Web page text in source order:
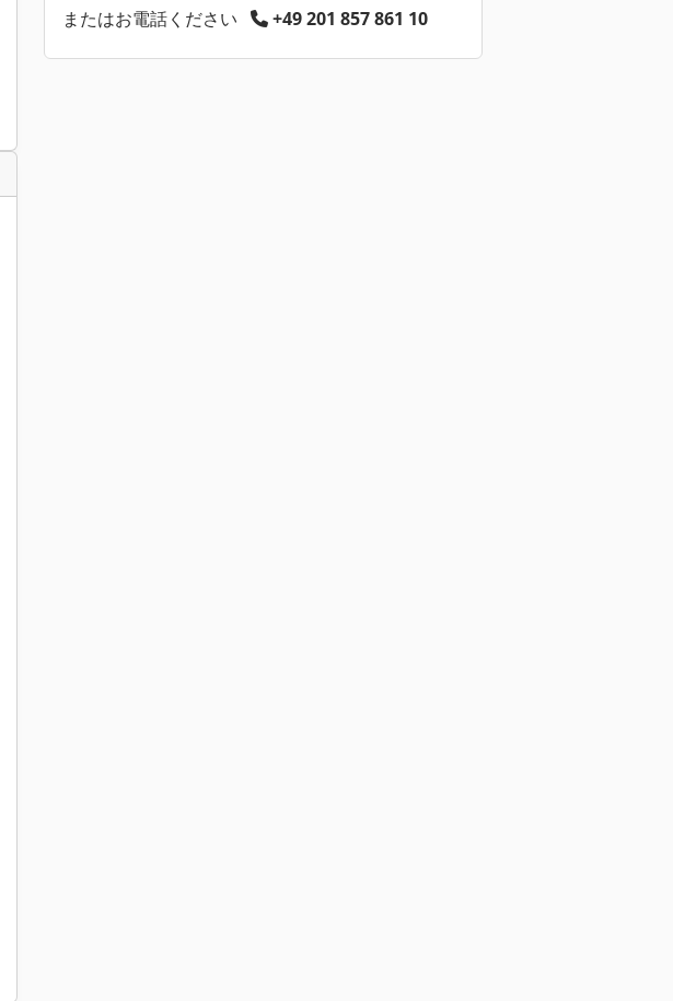
またはお電話ください +49 201 857 861 10